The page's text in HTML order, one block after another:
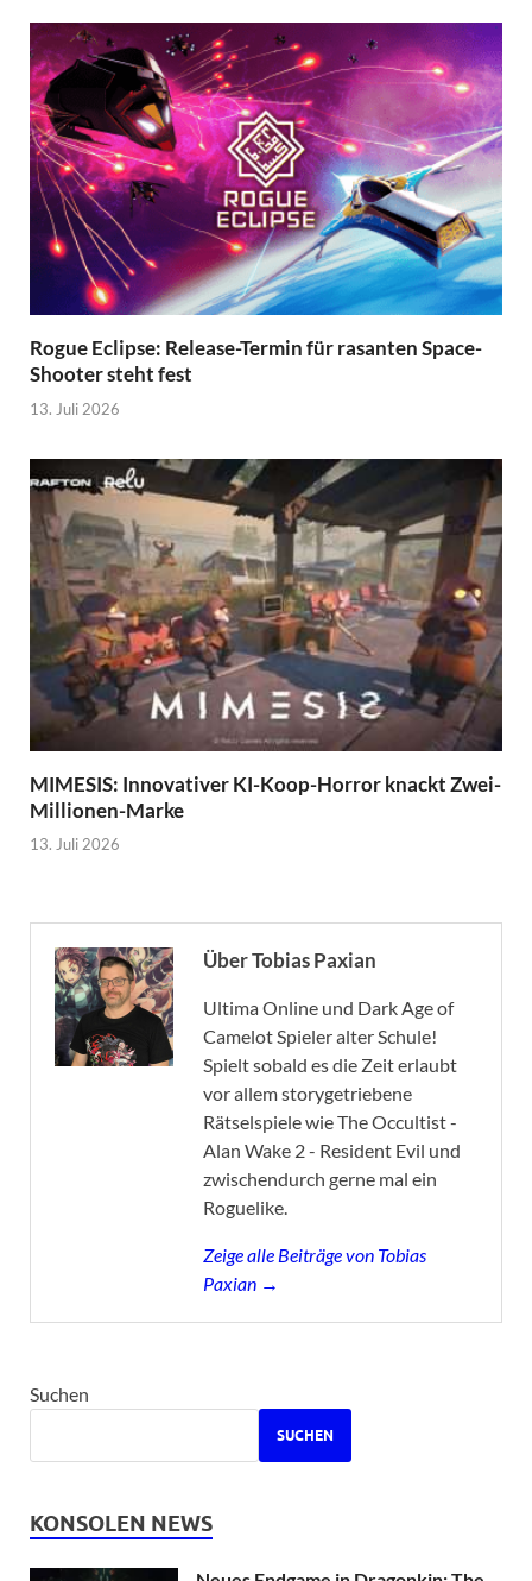
Rogue Eclipse: Release-Termin für rasanten Space-
Shooter steht fest
13. Juli 2026
MIMESIS: Innovativer KI-Koop-Horror knackt Zwei-
Millionen-Marke
13. Juli 2026
Über Tobias Paxian
Ultima Online und Dark Age of
Camelot Spieler alter Schule!
Spielt sobald es die Zeit erlaubt
vor allem storygetriebene
Rätselspiele wie The Occultist -
Alan Wake 2 - Resident Evil und
zwischendurch gerne mal ein
Roguelike.
Zeige alle Beiträge von Tobias
Paxian →
Suchen
SUCHEN
KONSOLEN NEWS